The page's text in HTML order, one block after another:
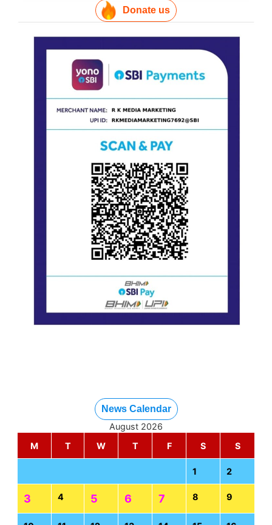
Donate us
News Calendar
August 2026
M
T W T F S S
1 2
3 4 5 6 7 8 9